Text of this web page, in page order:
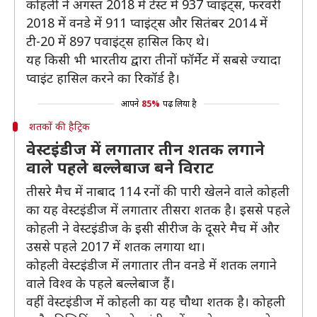
कोहली ने अगस्त 2018 में टेस्ट में 937 प्वाइंट्स, फरवरी
2018 में वनडे में 911 प्वाइंट्स और सितंबर 2014 में
टी-20 में 897 पवाइंट्स हासिल किए थे।
यह किसी भी भारतीय द्वारा तीनों फॉर्मेट में सबसे ज्यादा
प्वाइंट हासिल करने का रिकॉर्ड है।
आपने 85% पढ़ लिया है
शतकों की हैट्रिक
वेस्टइंडीज में लगातार तीन शतक लगाने
वाले पहले बल्लेबाज बने विराट
तीसरे मैच में नाबाद 114 रनों की पारी खेलने वाले कोहली
का यह वेस्टइंडीज में लगातार तीसरा शतक है। इससे पहले
कोहली ने वेस्टइंडीज के इसी सीरीज के दूसरे मैच में और
उससे पहले 2017 में शतक लगाया था।
कोहली वेस्टइंडीज में लगातार तीन वनडे में शतक लगाने
वाले विश्व के पहले बल्लेबाज हैं।
वहीं वेस्टइंडीज में कोहली का यह चौथा शतक है। कोहली